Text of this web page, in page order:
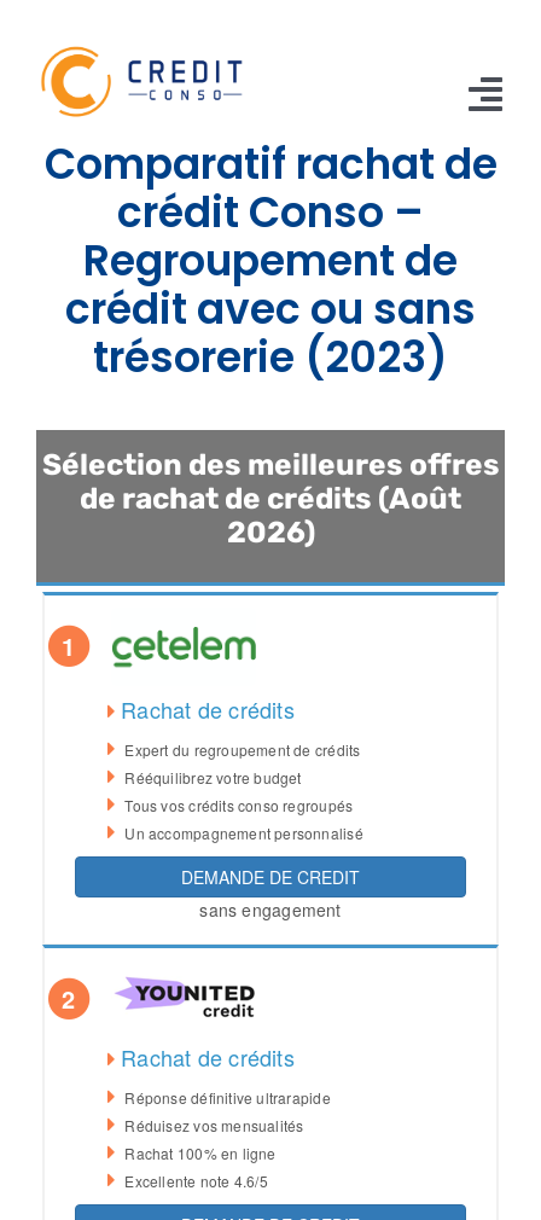
content
TRAVAUX
VOITURE
RENOUVELABLE
RACHAT CREDIT
Comparatif rachat de
crédit Conso –
Regroupement de
crédit avec ou sans
trésorerie (2023)
Sélection des meilleures offres
de rachat de crédits (Août
2026)
1
Rachat de crédits
Expert du regroupement de crédits
Rééquilibrez votre budget
Tous vos crédits conso regroupés
Un accompagnement personnalisé
DEMANDE DE CREDIT
sans engagement
2
Rachat de crédits
Réponse définitive ultrarapide
Réduisez vos mensualités
Rachat 100% en ligne
Excellente note 4.6/5